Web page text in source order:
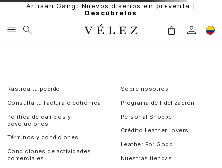
Artisan Gang: Nuevos diseños en preventa |
Descúbrelos
Rastrea tu pedido
Consulta tu factura electrónica
Política de cambios y
devoluciones
Términos y condiciones
Condiciones de actividades
comerciales
Sobre nosotros
Programa de fidelización
Personal Shopper
Crédito Leather Lovers
Leather For Good
Nuestras tiendas